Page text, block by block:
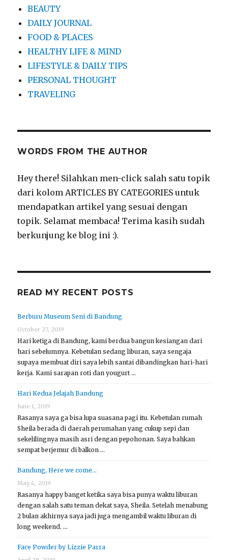
BEAUTY
DAILY JOURNAL
FOOD & PLACES
HEALTHY LIFE & MIND
LIFESTYLE & DAILY TIPS
PERSONAL THOUGHT
TRAVELING
WORDS FROM THE AUTHOR
Hey there! Silahkan men-click salah satu topik
dari kolom ARTICLES BY CATEGORIES untuk
mendapatkan artikel yang sesuai dengan
topik. Selamat membaca! Terima kasih sudah
berkunjung ke blog ini :).
READ MY RECENT POSTS
Berburu Museum Seni di Bandung
October 27, 2019
Hari ketiga di Bandung, kami berdua bangun kesiangan dari
hari sebelumnya. Kebetulan sedang liburan, saya sengaja
supaya membuat diri saya lebih santai dibandingkan hari-hari
kerja. Kami sarapan roti dan yougurt …
Hari Kedua Jelajah Bandung
June 1, 2019
Rasanya saya ga bisa lupa suasana pagi itu. Kebetulan rumah
Sheila berada di daerah perumahan yang cukup sepi dan
sekelilingnya masih asri dengan pepohonan. Saya bahkan
sempat berjemur di balkon …
Bandung, Here we come…
May 4, 2019
Rasanya happy banget ketika saya bisa punya waktu liburan
dengan salah satu teman dekat saya, Sheila. Setelah menabung
2 bulan akhirnya saya jadi juga mengambil waktu liburan di
long weekend. …
Face Powder by Lizzie Parra